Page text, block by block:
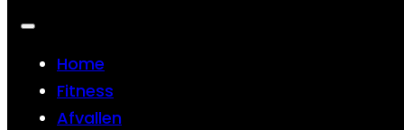
Home
Fitness
Afvallen